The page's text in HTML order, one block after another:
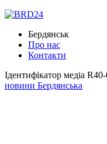
Бердянськ
Про нас
Контакти
Ідентифікатор медіа
новини Бердянська